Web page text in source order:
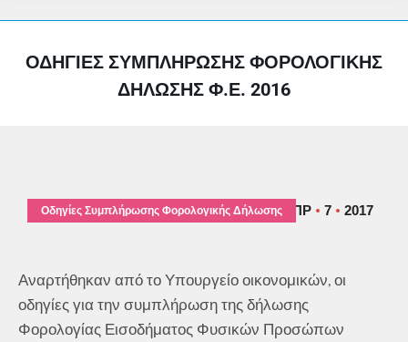
ΟΔΗΓΊΕΣ ΣΥΜΠΛΉΡΩΣΗΣ ΦΟΡΟΛΟΓΙΚΉΣ
ΔΉΛΩΣΗΣ Φ.Ε. 2016
ΑΠΡ 7 2017
Οδηγίες Συμπλήρωσης Φορολογικής Δήλωσης
Αναρτήθηκαν από το Υπουργείο οικονομικών, οι
οδηγίες για την συμπλήρωση της δήλωσης
Φορολογίας Εισοδήματος Φυσικών Προσώπων